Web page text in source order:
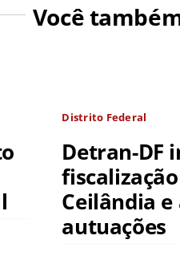
Você
Distrito Federal
Detran-DF
Ceilândia e
autuações